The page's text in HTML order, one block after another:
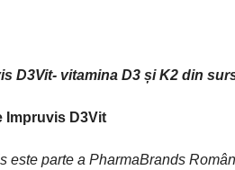
D3Vit- vitamina D3 și K2 din
Impruvis D3Vit
este parte a PharmaBrands